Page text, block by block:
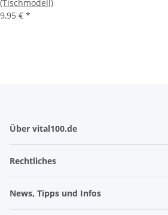
(Tischmodell)
9,95 € *
Über vital100.de
Rechtliches
News, Tipps und Infos